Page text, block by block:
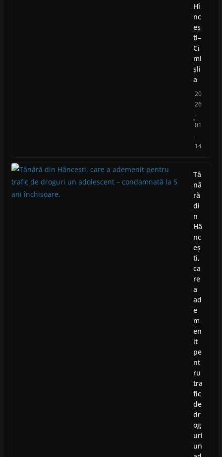
Hî
nc
eș
ti–
Ci
mi
șli
a
20
26
-
01
-
14
Tâ
nă
ră
di
n
Hâ
nc
eș
ti,
ca
re
a
ad
e
m
en
it
pe
nt
ru
tra
fic
de
dr
og
uri
un